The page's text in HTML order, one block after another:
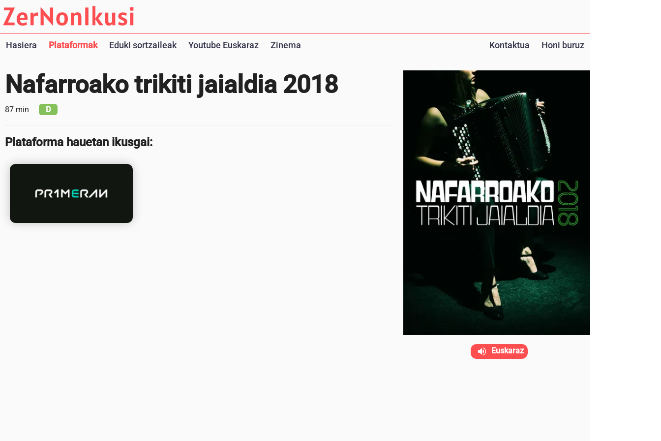
Hasiera Plataformak Eduki sortzaileak Youtube Euskaraz Zinema Kontaktua Honi buruz
Nafarroako trikiti jaialdia 2018
87 min D
Plataforma hauetan ikusgai:
Euskaraz